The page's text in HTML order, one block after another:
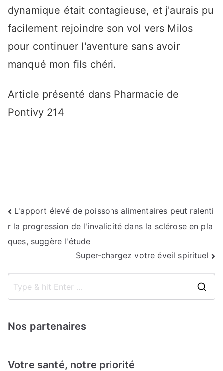
dynamique était contagieuse, et j'aurais pu
facilement rejoindre son vol vers Milos
pour continuer l'aventure sans avoir
manqué mon fils chéri.
Article présenté dans Pharmacie de
Pontivy 214
Navigation
de
L'apport élevé de poissons alimentaires peut ralenti
r la progression de l'invalidité dans la sclérose en pla
ques, suggère l'étude
Super-chargez votre éveil spirituel
Nos partenaires
Votre santé, notre priorité